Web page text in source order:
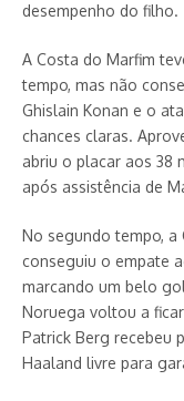
desempenho do filho.
A Costa do Marfim
tempo, mas não
Ghislain Konan e o
chances claras.
abriu o placar aos 38
após assistência de
No segundo tempo, a
conseguiu o empate
marcando um belo
Noruega voltou a
Patrick Berg recebeu
Haaland livre para